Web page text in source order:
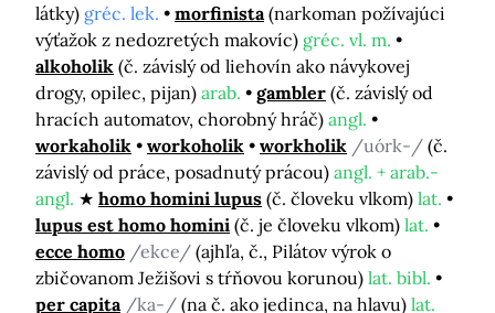
látky) gréc. lek. morfinista (narkoman požívajúci
výťažok z nedozretých makovíc) gréc. vl. m.
alkoholik (č. závislý od liehovín ako návykovej
drogy, opilec, pijan) arab. gambler (č. závislý od
hracích automatov, chorobný hráč) angl.
workaholik
workoholik workholik /uórk-/ (č.
závislý od práce, posadnutý prácou) angl. + arab.-
angl.
homo homini lupus (č. človeku vlkom) lat.
lupus est homo homini (č. je človeku vlkom) lat.
ecce homo /ekce/ (ajhľa, č., Pilátov výrok o
zbičovanom Ježišovi s tŕňovou korunou) lat. bibl.
per capita /ka-/ (na č. ako jedinca, na hlavu) lat.